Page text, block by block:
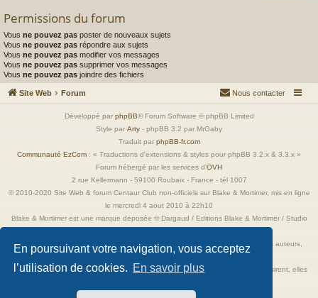
En poursuivant votre navigation, vous acceptez
l’utilisation de cookies. En savoir plus
Permissions du forum
Vous ne pouvez pas poster de nouveaux sujets
Vous ne pouvez pas répondre aux sujets
Vous ne pouvez pas modifier vos messages
Vous ne pouvez pas supprimer vos messages
Vous ne pouvez pas joindre des fichiers
Site Web Forum Nous contacter
Développé par phpBB® Forum Software © phpBB Limited
Style par Arty - phpBB 3.2 par MrGaby
Traduit par phpBB-fr.com
Communauté EzCom : « Traductions d'extensions & styles pour phpBB 3.2.x & 3.3.x »
Forum hébergé par les services d’OVH
2 rue Kellermann - 59100 Roubaix - France - tél 1007
© 2010-2020 Site Web & forum Centaur Club non-officiels sur Blake & Mortimer, mis en ligne
le mercredi 4 aout 2010 à 22h10
Blake & Mortimer est une marque deposée © Dargaud / Editions Blake & Mortimer / Studio
Toutes les images incluses dans ces pages sont la propriété exclusive de leurs auteurs,
ayant droits et/ou éditeurs.
Elles ne sont ici qu'à titre de référence ou d'illustration. Si les propriétaires le désirent, elles